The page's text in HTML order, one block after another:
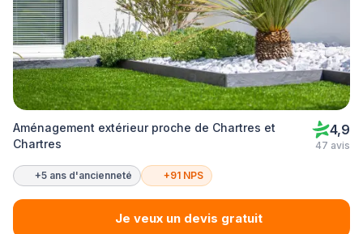
Aménagement extérieur proche de Chartres et
Chartres
4,9
47 avis
+5 ans d'ancienneté +91 NPS
Je veux un devis gratuit